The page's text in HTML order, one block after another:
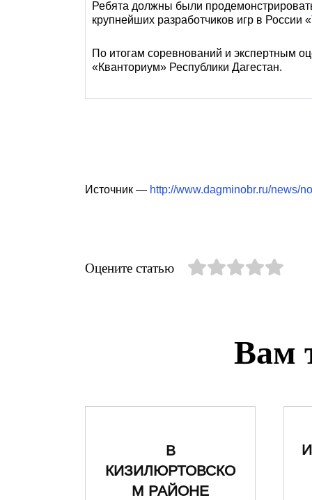
Ребята должны были
крупнейших разработчиков игр в России «
По итогам соревнований и экспертным
«Кванториум» Республики Дагестан.
Источник — http://www.dagminobr.ru/news/
Оцените статью
Вам
В
КИЗИЛЮРТОВСКО
М РАЙОНЕ